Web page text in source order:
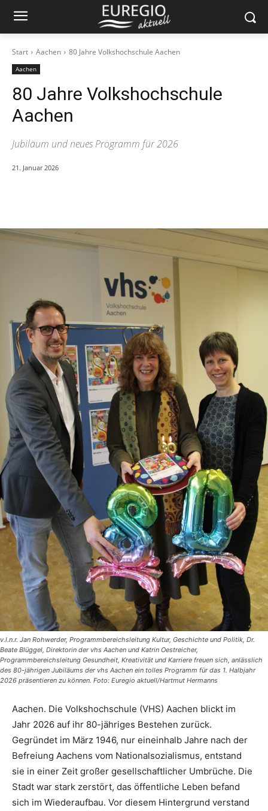
Start Aachen 80 Jahre Volkshochschule Aachen
Aachen
80 Jahre Volkshochschule
Aachen
Jubiläum und neues Programm für 2026
21. Januar 2026
v.l.n.r. Jan Rohwerder, Programmbereichsleitung Kultur, Geschichte und Politik, Dr.
Beate Blüggel, Direktorin der vhs Aachen und Katrin Oestreicher,
Programmbereichsleitung Gesundheit, Kreativität und Karriere freuen sich, anlässlich
des 80-jährigen Jubiläums der vhs Aachen ein tolles Programm für das 1. Halbjahr
2026 präsentieren zu können. Foto: Euregio aktuell/Hartmut Hermanns
Aachen. Die Volkshochschule (VHS) Aachen blickt im
Jahr 2026 auf ihr 80-jähriges Bestehen zurück.
Gegründet im März 1946, nur eineinhalb Jahre nach der
Befreiung Aachens vom Nationalsozialismus, entstand
sie in einer Zeit großer gesellschaftlicher Umbrüche. Die
Stadt war stark zerstört, das öffentliche Leben befand
sich im Wiederaufbau. Vor diesem Hintergrund verstand